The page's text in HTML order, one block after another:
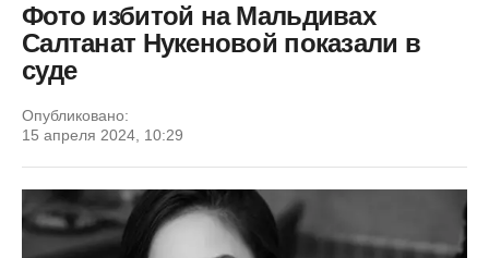
Фото избитой на Мальдивах
Салтанат Нукеновой показали в
суде
Опубликовано:
15 апреля 2024, 10:29